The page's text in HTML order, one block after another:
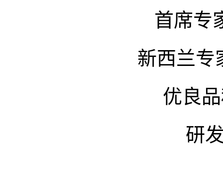
首席专
新西兰专
优良
研